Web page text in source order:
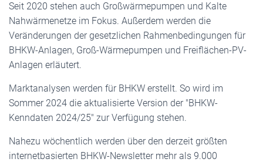
Seit 2020 stehen auch Großwärmepumpen und Kalte
Nahwärmenetze im Fokus. Außerdem werden die
Veränderungen der gesetzlichen Rahmenbedingungen für
BHKW-Anlagen, Groß-Wärmepumpen und Freiflächen-PV-
Anlagen erläutert.
Marktanalysen werden für BHKW erstellt. So wird im
Sommer 2024 die aktualisierte Version der "BHKW-
Kenndaten 2024/25" zur Verfügung stehen.
Nahezu wöchentlich werden über den derzeit größten
internetbasierten BHKW-Newsletter mehr als 9.000